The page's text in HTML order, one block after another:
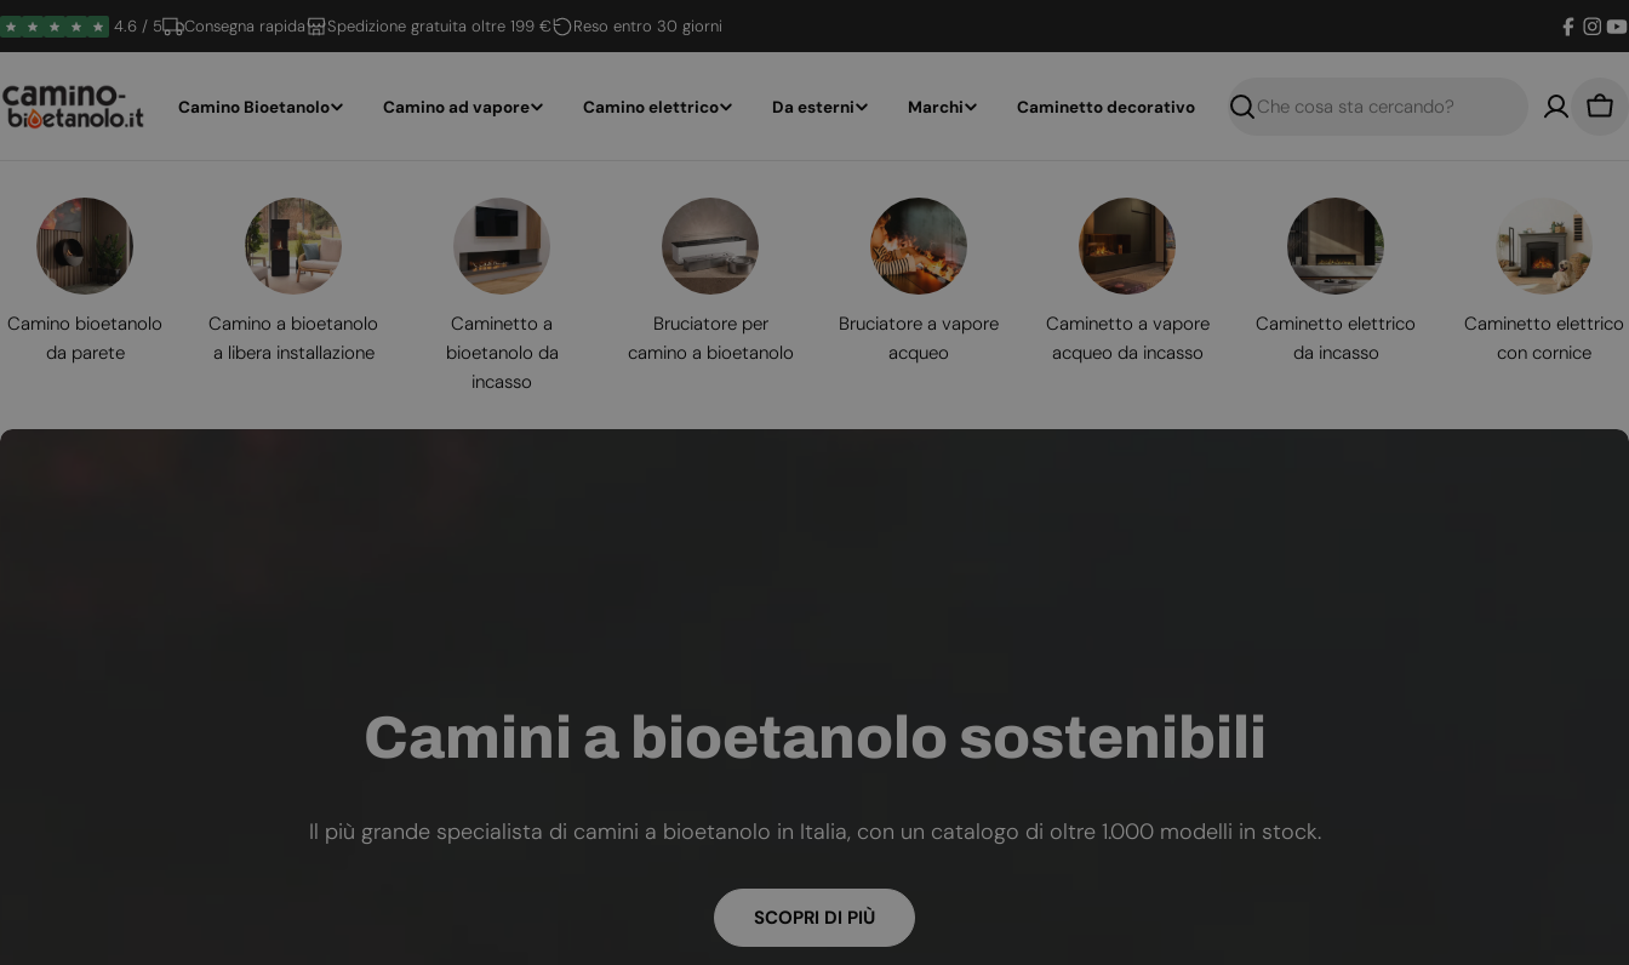
Vai
al
4.6 / 5 Consegna rapida Spedizione gratuita oltre 199 € Reso entro 30 giorni
Camino Bioetanolo Camino ad vapore Camino elettrico Da esterni Marchi Caminetto decorativo
Ricerca
Camino bioetanolo
da parete
Camino a bioetanolo
a libera installazione
Caminetto a
bioetanolo da
incasso
Bruciatore per
camino a bioetanolo
Bruciatore a vapore
acqueo
Caminetto a vapore
acqueo da incasso
Caminetto elettrico
da incasso
Caminetto elettrico
con cornice
Camini a bioetanolo sostenibili
Il più grande specialista di camini a bioetanolo in Italia, con un catalogo di oltre 1.000 modelli in stock.
SCOPRI DI PIÙ